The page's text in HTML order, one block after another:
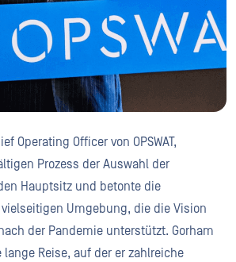
Operating Officer von OPSWAT,
Prozess der Auswahl der
Hauptsitz und betonte die
Umgebung, die die Vision
der Pandemie unterstützt. Gorham
Reise, auf der er zahlreiche